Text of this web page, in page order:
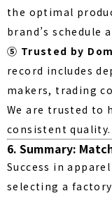
the optimal
brand’s schedule
⑤ Trusted by
record includes
makers, trading
We are trusted to
consistent quality.
6. Summary:
Success in
selecting a